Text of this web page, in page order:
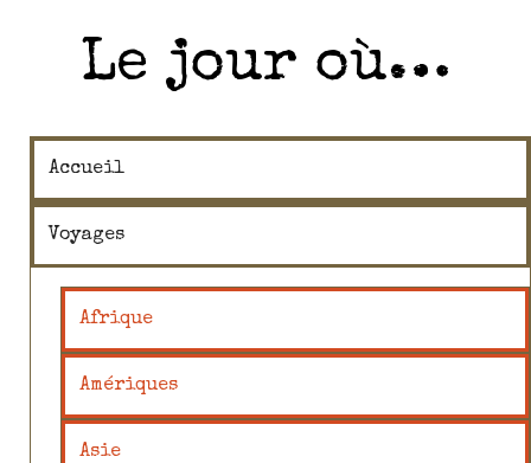
Le jour où…
Accueil
Voyages
Afrique
Amériques
Asie